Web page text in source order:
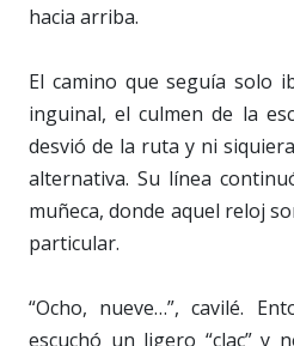
hacia arriba.
El camino que seguía solo
inguinal, el culmen de la
desvió de la ruta y ni
alternativa. Su línea
muñeca, donde aquel reloj
particular.
“Ocho, nueve…”, cavilé.
escuchó un ligero “clac” y